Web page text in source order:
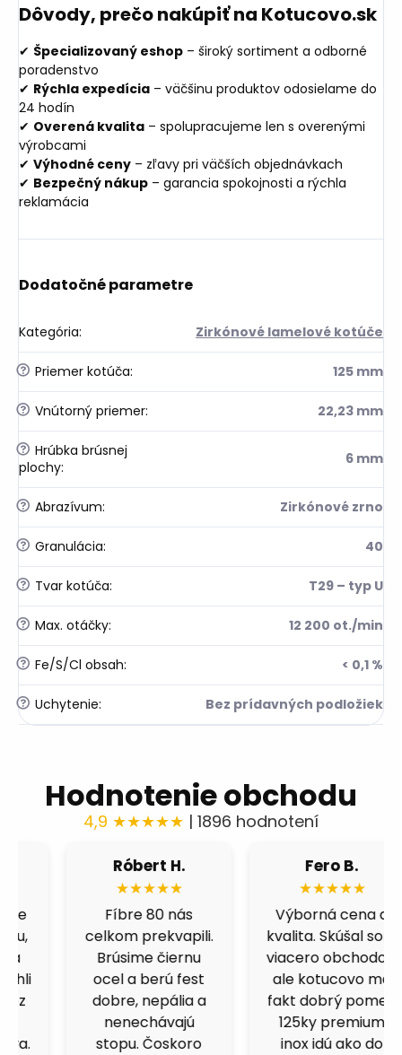
Dôvody, prečo nakúpiť na Kotucovo.sk
✔ Špecializovaný eshop – široký sortiment a odborné
poradenstvo
✔ Rýchla expedícia – väčšinu produktov odosielame do
24 hodín
✔ Overená kvalita – spolupracujeme len s overenými
výrobcami
✔ Výhodné ceny – zľavy pri väčších objednávkach
✔ Bezpečný nákup – garancia spokojnosti a rýchla
reklamácia
Dodatočné parametre
Kategória: Zirkónové lamelové kotúče
? Priemer kotúča: 125 mm
? Vnútorný priemer: 22,23 mm
? Hrúbka brúsnej
plochy: 6 mm
? Abrazívum: Zirkónové zrno
? Granulácia: 40
? Tvar kotúča: T29 – typ U
? Max. otáčky: 12 200 ot./min
? Fe/S/Cl obsah: < 0,1 %
? Uchytenie: Bez prídavných podložiek
Hodnotenie obchodu
4,9 ★★★★★ | 1896 hodnotení
Róbert H.
★★★★★
Fíbre 80 nás
celkom prekvapili.
Brúsime čiernu
ocel a berú fest
dobre, nepália a
nenechávajú
stopu. Čoskoro
Fero B.
★★★★★
Výborná cena a
kvalita. Skúšal som
viacero obchodov,
ale kotucovo má
fakt dobrý pomer.
125ky premium
inox idú ako do